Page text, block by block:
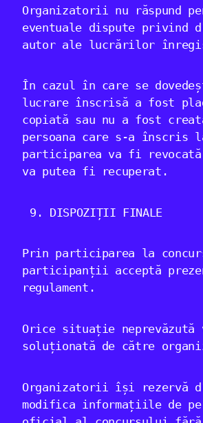
Organizatorii nu răspund
eventuale dispute privind
autor ale lucrărilor
În cazul în care se
lucrare înscrisă a fost
copiată sau nu a fost
persoana care s-a înscris
participarea va fi
va putea fi recuperat.
DISPOZIȚII FINALE
Prin participarea la
participanții acceptă
regulament.
Orice situație
soluționată de către
Organizatorii își rezervă
modifica informațiile de